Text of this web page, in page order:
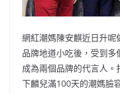
網紅潮媽陳安麒近日升
品牌地道小吃後，受到
成為兩個品牌的代言人
下麟兒滿100天的潮媽臉